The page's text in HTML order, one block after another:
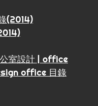
(2014)
室設計 | office
office 目錄